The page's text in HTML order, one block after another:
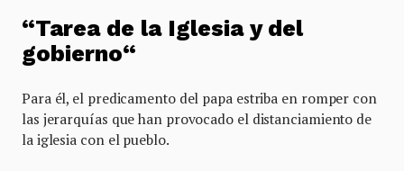
“Tarea de la Iglesia y del
gobierno“
Para él, el predicamento del papa estriba en romper con
las jerarquías que han provocado el distanciamiento de
la iglesia con el pueblo.